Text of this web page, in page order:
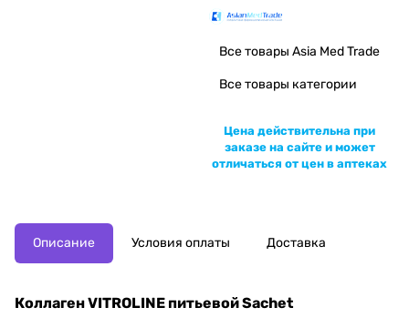
Все товары Asia Med Trade
Все товары категории
Цена действительна при
заказе на сайте и может
отличаться от цен в аптеках
Описание Условия оплаты Доставка
Коллаген VITROLINE питьевой Sachet